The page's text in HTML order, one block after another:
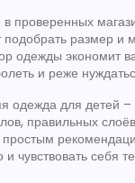
в проверенных
подобрать размер и
одежды экономит
и реже
одежда для детей –
правильных
простым
и чувствовать себя